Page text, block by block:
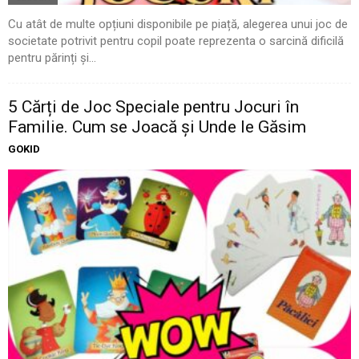
Cu atât de multe opțiuni disponibile pe piață, alegerea unui joc de
societate potrivit pentru copil poate reprezenta o sarcină dificilă
pentru părinți și...
5 Cărți de Joc Speciale pentru Jocuri în
Familie. Cum se Joacă și Unde le Găsim
GOKID